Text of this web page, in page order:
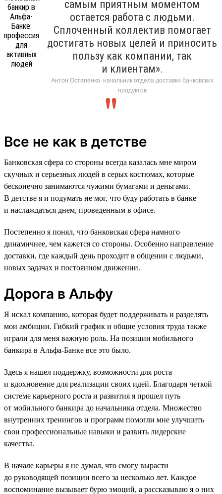
самым приятным моментом
остается работа с людьми.
Сплоченный коллектив помогает
достигать новых целей и приносить
пользу как компании, так
и клиентам».
Антон Остапенко, начальник отдела доставки банковских
продуктов
Все не как в детстве
Банковская сфера со стороны всегда казалась мне миром
скучных и серьезных людей в серых костюмах, которые
бесконечно занимаются чужими бумагами и деньгами.
В детстве я и подумать не мог, что буду работать в банке
и наслаждаться днем, проведенным в офисе.
Постепенно я понял, что банковская сфера намного
динамичнее, чем кажется со стороны. Особенно направление
доставки, где каждый день проходит в общении с людьми,
новых задачах и постоянном движении.
Дорога в Альфу
Я искал компанию, которая будет поддерживать и разделять
мои амбиции. Гибкий график и общие условия труда также
играли для меня важную роль. На позиции мобильного
банкира в Альфа-Банке все это было.
Здесь я нашел поддержку, возможности для роста
и вдохновение для реализации своих идей. Благодаря четкой
системе карьерного роста и развития я прошел путь
от мобильного банкира до начальника отдела. Множество
внутренних тренингов и программ помогли мне улучшить
свои профессиональные навыки и развить лидерские
качества.
В начале карьеры я не думал, что смогу вырасти
до руководящей позиции всего за несколько лет. Каждое
воспоминание вызывает бурю эмоций, а рассказываю я о них